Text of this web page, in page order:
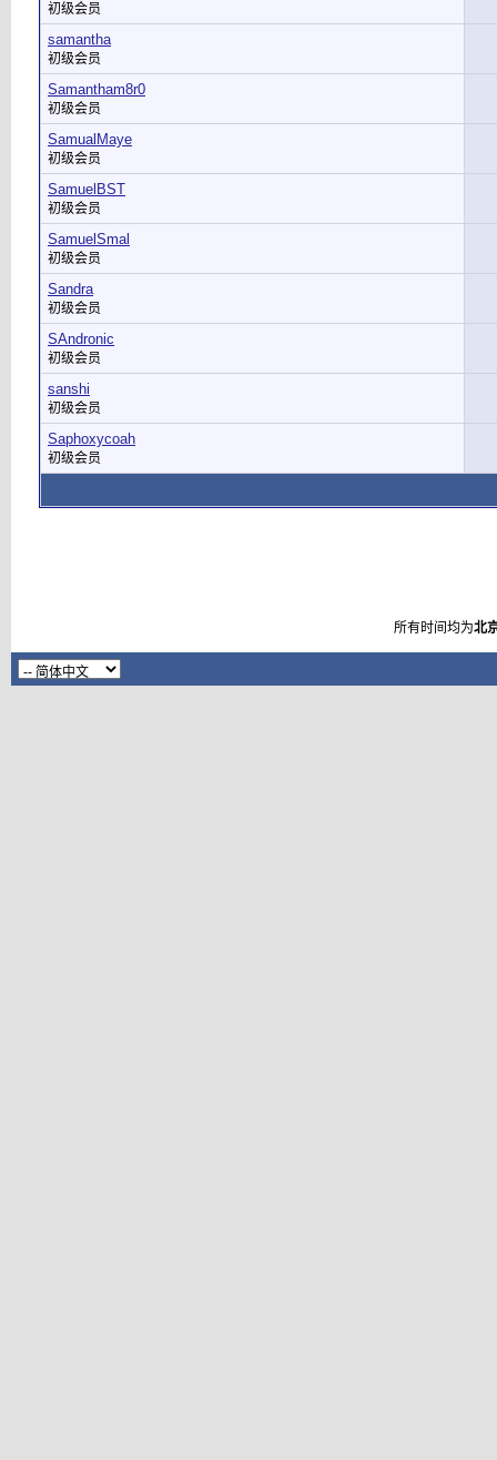
初级会员
samantha
初级会员
Samantham8r0
初级会员
SamualMaye
初级会员
SamuelBST
初级会员
SamuelSmal
初级会员
Sandra
初级会员
SAndronic
初级会员
sanshi
初级会员
Saphoxycoah
初级会员
所有时间均为北